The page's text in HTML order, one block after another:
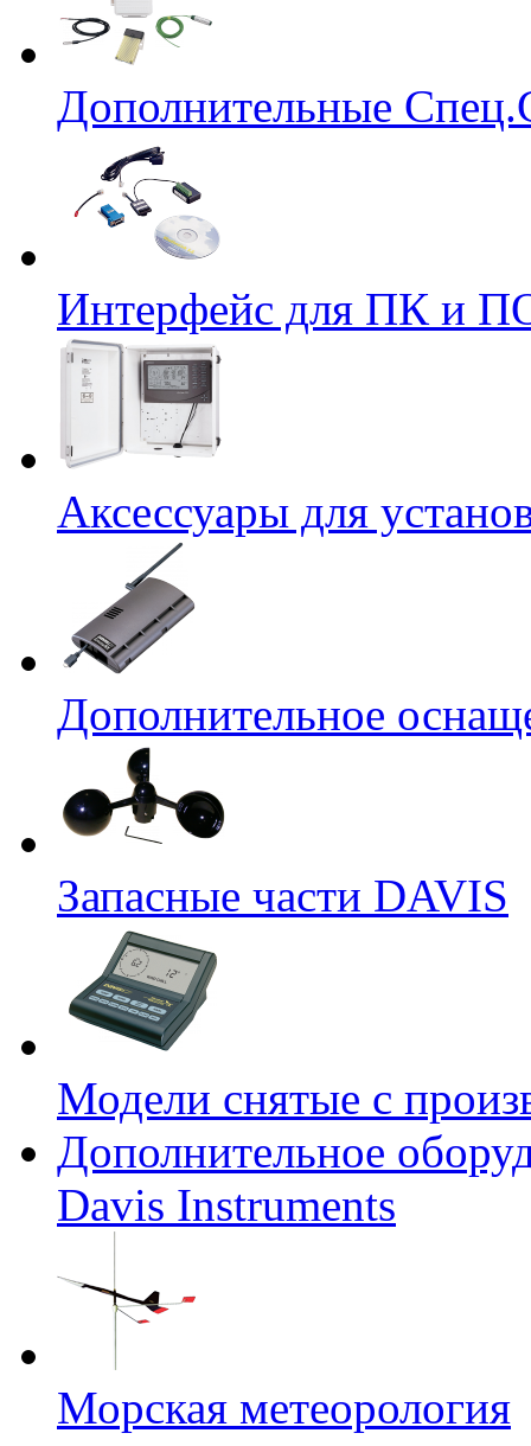
Дополнительные
Интерфейс для ПК и
Аксессуары для
Дополнительное
Запасные части DAVIS
Модели снятые с
Дополнительное
Davis Instruments
Морская метеорология